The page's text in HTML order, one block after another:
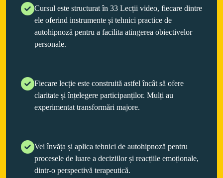
Cursul este structurat în 33 Lecții video, fiecare dintre
ele oferind instrumente și tehnici practice de
autohipnoză pentru a facilita atingerea obiectivelor
personale.
Fiecare lecție este construită astfel încât să ofere
claritate și înțelegere participanților. Mulți au
experimentat transformări majore.
Vei învăța și aplica tehnici de autohipnoză pentru
procesele de luare a deciziilor și reacțiile emoționale,
dintr-o perspectivă terapeutică.